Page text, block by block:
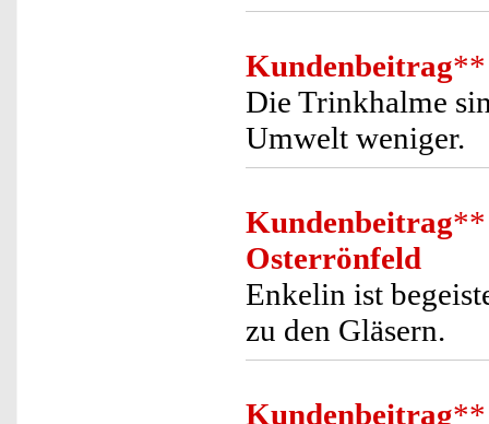
Kundenbeitrag**
Die Trinkhalme
Umwelt weniger.
Kundenbeitrag**
Osterrönfeld
Enkelin ist
zu den Gläsern.
Kundenbeitrag**